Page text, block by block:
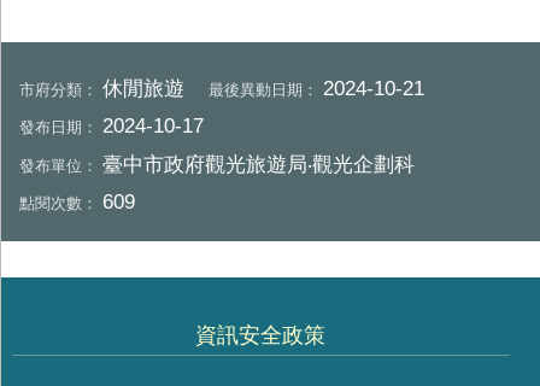
市府分類：休閒旅遊 最後異動日期： 2024-10-21
發布日期：2024-10-17
發布單位：臺中市政府觀光旅遊局‧觀光企劃科
點閱次數： 609
資訊安全政策